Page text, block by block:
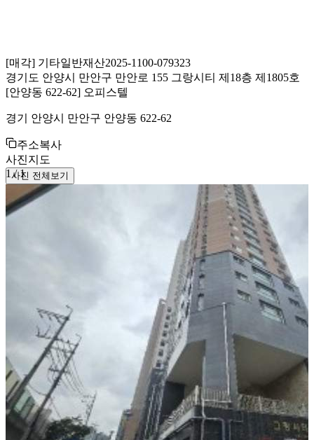
[매각] 기타일반재산2025-1100-079323
경기도 안양시 만안구 만안로 155 그랑시티 제18층 제1805호
[안양동 622-62] 오피스텔
경기 안양시 만안구 안양동 622-62
주소복사
사진지도
1 /1
사진 전체보기